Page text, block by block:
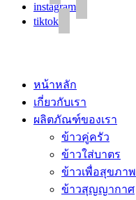
instagram
tiktok
หน้าหลัก
เกี่ยวกับเรา
ผลิตภัณฑ์ของเรา
ข้าวคู่ครัว
ข้าวใส่บาตร
ข้าวเพื่อสุขภาพ
ข้าวสุญญากาศ